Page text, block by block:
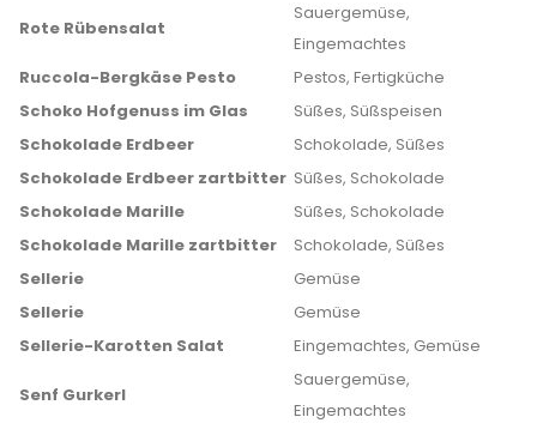
Rote Rübensalat
Sauergemüse,
Eingemachtes
Ruccola-Bergkäse Pesto
Pestos, Fertigküche
Schoko Hofgenuss im Glas
Süßes, Süßspeisen
Schokolade Erdbeer
Schokolade, Süßes
Schokolade Erdbeer zartbitter Süßes, Schokolade
Schokolade Marille
Süßes, Schokolade
Schokolade Marille zartbitter
Schokolade, Süßes
Sellerie
Gemüse
Sellerie
Gemüse
Sellerie-Karotten Salat
Eingemachtes, Gemüse
Senf Gurkerl
Sauergemüse,
Eingemachtes